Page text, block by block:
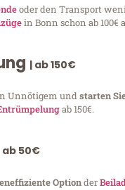
oder den Transport
in Bonn schon ab 100€
| ab 150€
Unnötigem undstarten
ab 150€.
ab 50€
Optionder